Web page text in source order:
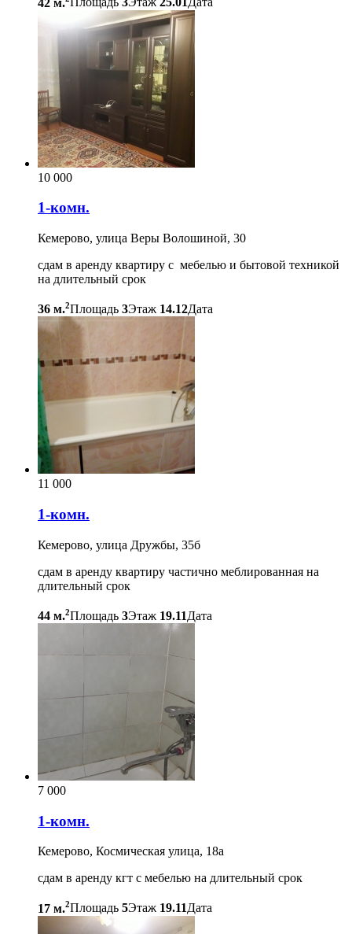
10 000
1-комн.
Кемерово, улица Веры Волошиной, 30
сдам в аренду квартиру с мебелью и бытовой техникой
на длительный срок
36 м.2Площадь 3Этаж 14.12Дата
11 000
1-комн.
Кемерово, улица Дружбы, 35б
сдам в аренду квартиру частично меблированная на
длительный срок
44 м.2Площадь 3Этаж 19.11Дата
7 000
1-комн.
Кемерово, Космическая улица, 18а
сдам в аренду кгт с мебелью на длительный срок
17 м.2Площадь 5Этаж 19.11Дата